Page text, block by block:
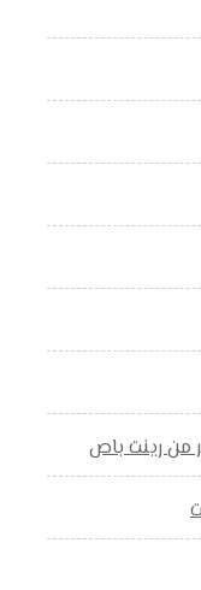
من رينت باص